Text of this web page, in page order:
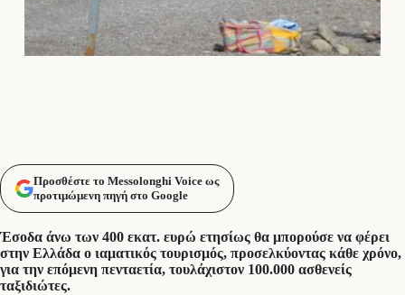
Προσθέστε το Messolonghi Voice ως
προτιμώμενη πηγή στο Google
Έσοδα άνω των 400 εκατ. ευρώ ετησίως θα μπορούσε να φέρει
στην Ελλάδα ο ιαματικός τουρισμός, προσελκύοντας κάθε χρόνο,
για την επόμενη πενταετία, τουλάχιστον 100.000 ασθενείς
ταξιδιώτες.